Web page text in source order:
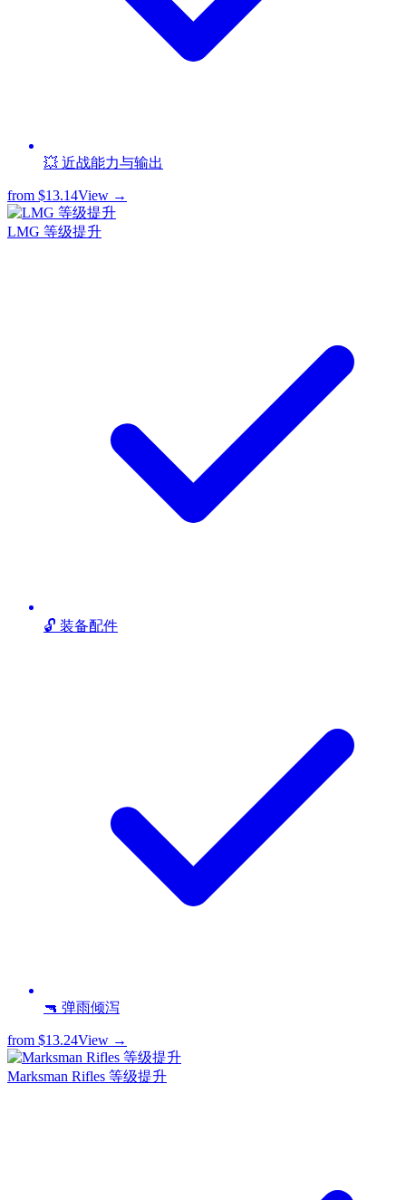
💥 近战能力与输出
from $13.14View →
LMG 等级提升
🔓 装备配件
🔫 弹雨倾泻
from $13.24View →
Marksman Rifles 等级提升